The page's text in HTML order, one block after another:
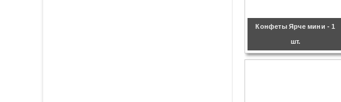
Конфеты Ярче мини - 1
шт.